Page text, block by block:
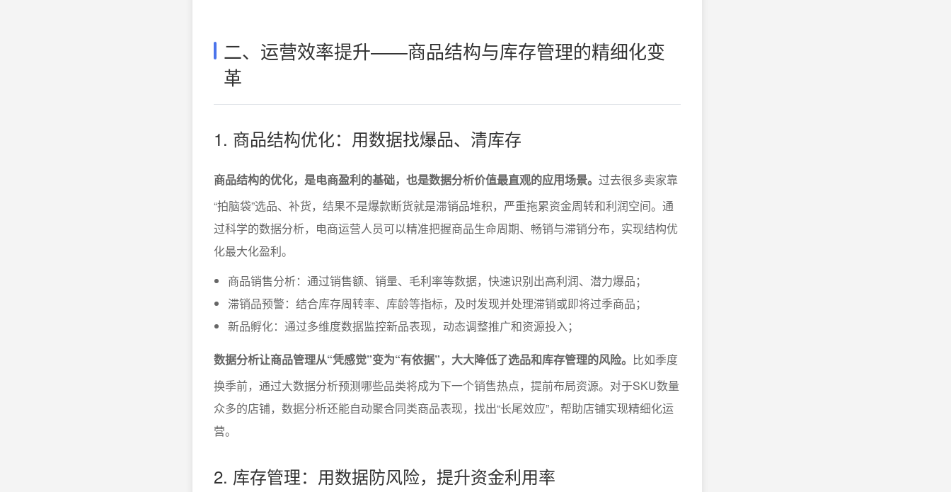
二、运营效率提升——商品结构与库存管理的精细化变
革
1. 商品结构优化：用数据找爆品、清库存
商品结构的优化，是电商盈利的基础，也是数据分析价值最直观的应用场景。 过去很多卖家靠
“拍脑袋”选品、补货，结果不是爆款断货就是滞销品堆积，严重拖累资金周转和利润空间。通
过科学的数据分析，电商运营人员可以精准把握商品生命周期、畅销与滞销分布，实现结构优
化最大化盈利。
商品销售分析：通过销售额、销量、毛利率等数据，快速识别出高利润、潜力爆品；
滞销品预警：结合库存周转率、库龄等指标，及时发现并处理滞销或即将过季商品；
新品孵化：通过多维度数据监控新品表现，动态调整推广和资源投入；
数据分析让商品管理从“凭感觉”变为“有依据”，大大降低了选品和库存管理的风险。 比如季度
换季前，通过大数据分析预测哪些品类将成为下一个销售热点，提前布局资源。对于SKU数量
众多的店铺，数据分析还能自动聚合同类商品表现，找出“长尾效应”，帮助店铺实现精细化运
营。
2. 库存管理：用数据防风险，提升资金利用率